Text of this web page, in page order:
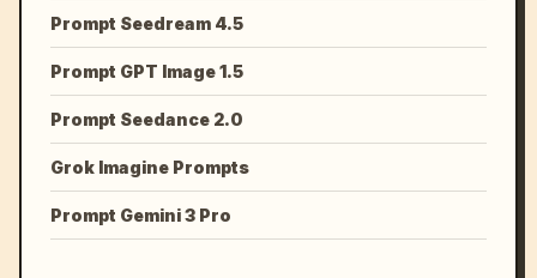
Prompt Seedream 4.5
Prompt GPT Image 1.5
Prompt Seedance 2.0
Grok Imagine Prompts
Prompt Gemini 3 Pro